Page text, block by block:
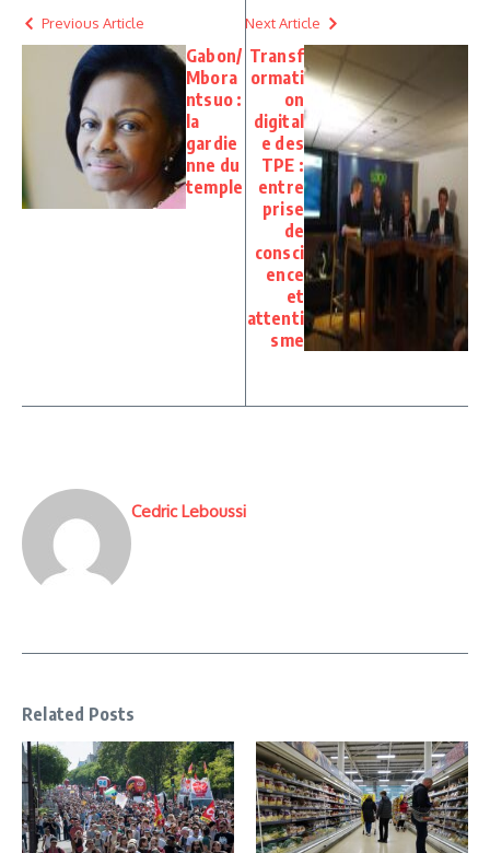
Previous Article
Gabon/
Mbora
ntsuo :
la
gardie
nne du
temple
Next Article
Transf
ormati
on
digital
e des
TPE :
entre
prise
de
consci
ence
et
attenti
sme
Cedric Leboussi
Related Posts